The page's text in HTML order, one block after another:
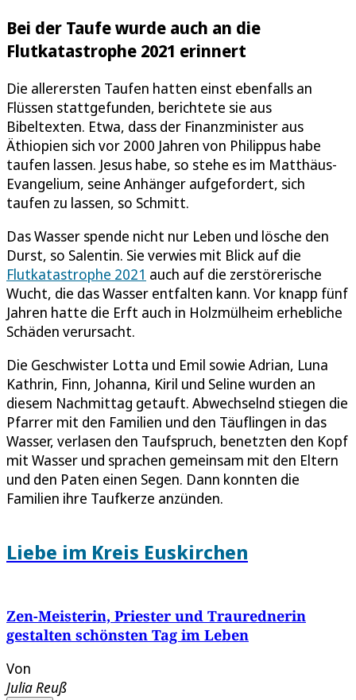
Bei der Taufe wurde auch an die
Flutkatastrophe 2021 erinnert
Die allerersten Taufen hatten einst ebenfalls an
Flüssen stattgefunden, berichtete sie aus
Bibeltexten. Etwa, dass der Finanzminister aus
Äthiopien sich vor 2000 Jahren von Philippus habe
taufen lassen. Jesus habe, so stehe es im Matthäus-
Evangelium, seine Anhänger aufgefordert, sich
taufen zu lassen, so Schmitt.
Das Wasser spende nicht nur Leben und lösche den
Durst, so Salentin. Sie verwies mit Blick auf die
Flutkatastrophe 2021 auch auf die zerstörerische
Wucht, die das Wasser entfalten kann. Vor knapp fünf
Jahren hatte die Erft auch in Holzmülheim erhebliche
Schäden verursacht.
Die Geschwister Lotta und Emil sowie Adrian, Luna
Kathrin, Finn, Johanna, Kiril und Seline wurden an
diesem Nachmittag getauft. Abwechselnd stiegen die
Pfarrer mit den Familien und den Täuflingen in das
Wasser, verlasen den Taufspruch, benetzten den Kopf
mit Wasser und sprachen gemeinsam mit den Eltern
und den Paten einen Segen. Dann konnten die
Familien ihre Taufkerze anzünden.
Liebe im Kreis Euskirchen
Zen-Meisterin, Priester und Traurednerin
gestalten schönsten Tag im Leben
Von
Julia Reuß